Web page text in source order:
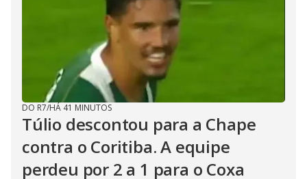
DO R7/HÁ 41 MINUTOS
Túlio descontou para a Chape
contra o Coritiba. A equipe
perdeu por 2 a 1 para o Coxa